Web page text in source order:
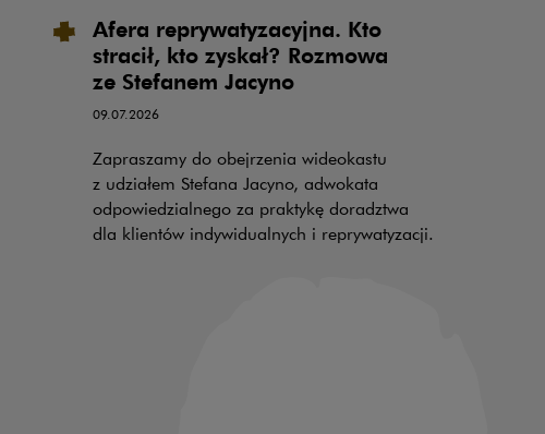
Afera reprywatyzacyjna. Kto
stracił, kto zyskał? Rozmowa
ze Stefanem Jacyno
09.07.2026
Zapraszamy do obejrzenia wideokastu
z udziałem Stefana Jacyno, adwokata
odpowiedzialnego za praktykę doradztwa
dla klientów indywidualnych i reprywatyzacji.